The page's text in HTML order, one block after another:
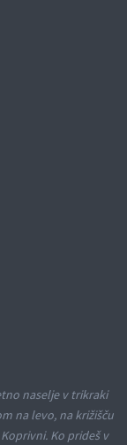
naselje v trikraki
na levo, na križišču
Ko prideš v